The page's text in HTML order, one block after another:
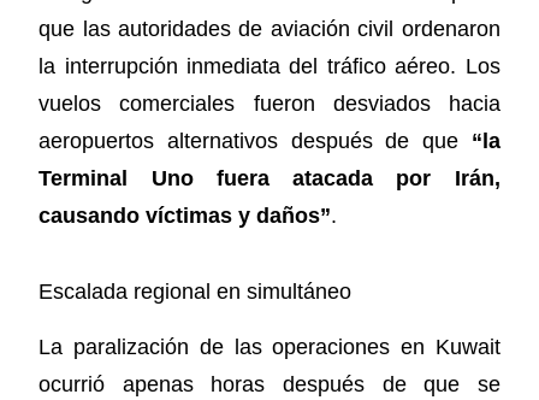
que las autoridades de aviación civil ordenaron
la interrupción inmediata del tráfico aéreo. Los
vuelos comerciales fueron desviados hacia
aeropuertos alternativos después de que “la
Terminal Uno fuera atacada por Irán,
causando víctimas y daños”.
Escalada regional en simultáneo
La paralización de las operaciones en Kuwait
ocurrió apenas horas después de que se